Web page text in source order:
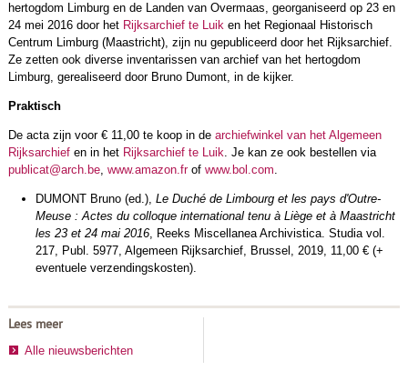
hertogdom Limburg en de Landen van Overmaas, georganiseerd op 23 en
24 mei 2016 door het Rijksarchief te Luiken het Regionaal Historisch
Centrum Limburg (Maastricht), zijn nu gepubliceerd door het Rijksarchief.
Ze zetten ook diverse inventarissen van archief van het hertogdom
Limburg, gerealiseerd door Bruno Dumont, in de kijker.
Praktisch
De acta zijn voor € 11,00 te koop in de archiefwinkel van het Algemeen
Rijksarchiefen in het Rijksarchief te Luik . Je kan ze ook bestellen via
publicat@arch.be, www.amazon.frof www.bol.com
DUMONT Bruno (ed.), Le Duché de Limbourg et les pays d'Outre-
Meuse : Actes du colloque international tenu à Liège et à Maastricht
les 23 et 24 mai 2016, Reeks Miscellanea Archivistica. Studia vol.
217, Publ. 5977, Algemeen Rijksarchief, Brussel, 2019, 11,00 € (+
eventuele verzendingskosten).
Lees meer
Alle nieuwsberichten